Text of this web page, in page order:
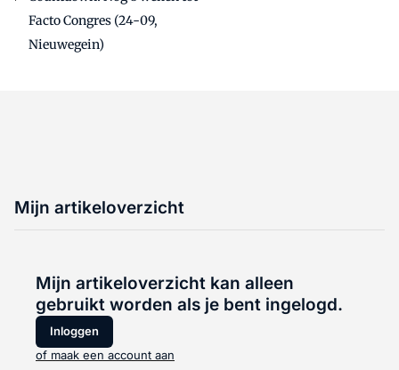
Facto Congres (24-09,
Nieuwegein)
Mijn artikeloverzicht
Mijn artikeloverzicht kan alleen
gebruikt worden als je bent ingelogd.
Inloggen
of maak een account aan